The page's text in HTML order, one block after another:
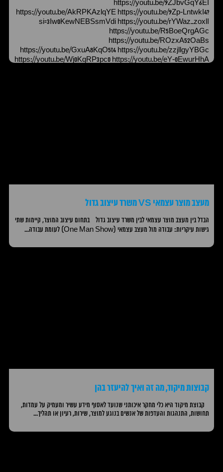
https://youtu.be/9ZJbvGqY6EI
https://youtu.be/AkRPKAzlqYE https://youtu.be/9Zp-LntwkI4?
si=3Iw0KewNEBSsmVdi https://youtu.be/rYWaz_zoxlI
https://youtu.be/R5BoeQrgAGc
https://youtu.be/ROzxA52OaBs
https://youtu.be/GxuA8KqO5t4 https://youtu.be/zzjllgyYBGc
https://youtu.be/Wj0KqRP3pc0 https://youtu.be/eY-0EwurHhA
מעצב מוצר עצמאי VS משרד עיצוב גדול
הבדל בין מעצב מוצר עצמאי לבין משרד עיצוב גדול בתחום עיצוב המוצר, קיימות שתי
גישות עיקריות: עבודה מול מעצב עצמאי (One Man Show) לעומת עבודה...
קבוצות מיקוד, מה זה ואיך להיעזר בהן
קבוצת מיקוד היא כלי מחקר איכותני שנועד לאסוף מידע עשיר ומעמיק על עמדות,
תחושות, התנהגות והעדפות של אנשים בנוגע למוצר, שירות, רעיון או תהליך...